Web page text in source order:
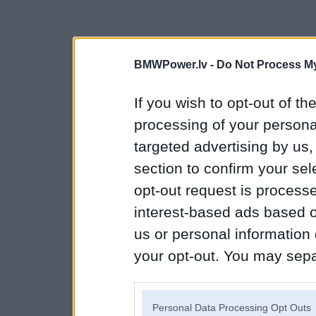
BMWPower.lv - Do Not Process
If you wish to opt-out of
processing of your
targeted advertising by
section to confirm your
opt-out request is
interest-based ads based
us or personal
your opt-out. You may
Personal Data Processing Opt Outs